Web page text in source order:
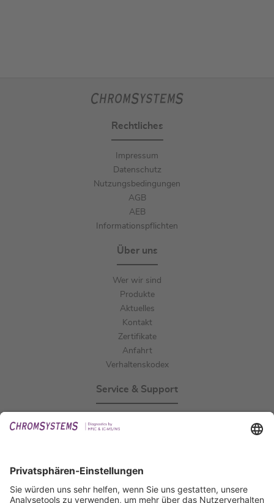
Rechtliches
Impressum
Datenschutz
Nutzungsbedingungen
AGB
AEB
Informationspflichten
Über uns
Wer wir sind
Produkte
Aktuelles
Kontakt
Zertifikate
Anfahrt
Verhaltenskodex
Service & Support
IFU anfordern
Zertifizierungen